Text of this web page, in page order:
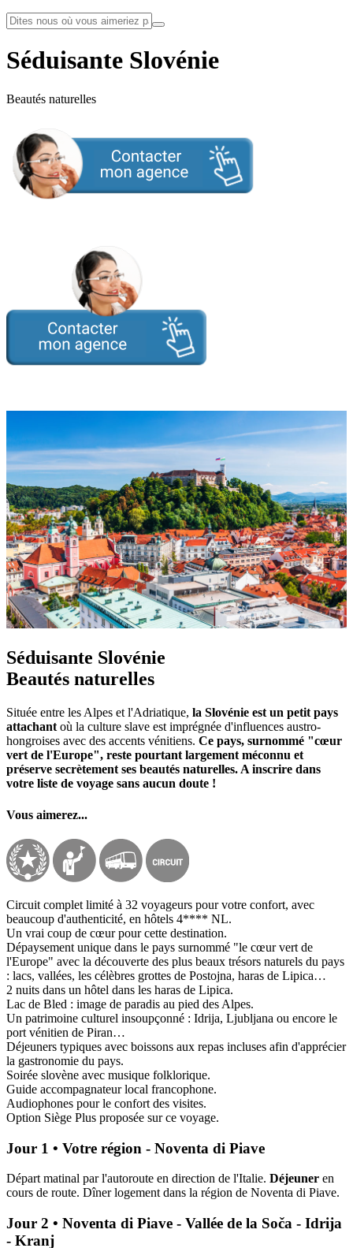
Séduisante Slovénie
Beautés naturelles
Séduisante Slovénie
Beautés naturelles
Située entre les Alpes et l'Adriatique, la Slovénie est un petit pays
attachant où la culture slave est imprégnée d'influences austro-
hongroises avec des accents vénitiens. Ce pays, surnommé "cœur
vert de l'Europe", reste pourtant largement méconnu et
préserve secrètement ses beautés naturelles. A inscrire dans
votre liste de voyage sans aucun doute !
Vous aimerez...
Circuit complet limité à 32 voyageurs pour votre confort, avec
beaucoup d'authenticité, en hôtels 4**** NL.
Un vrai coup de cœur pour cette destination.
Dépaysement unique dans le pays surnommé "le cœur vert de
l'Europe" avec la découverte des plus beaux trésors naturels du pays
: lacs, vallées, les célèbres grottes de Postojna, haras de Lipica…
2 nuits dans un hôtel dans les haras de Lipica.
Lac de Bled : image de paradis au pied des Alpes.
Un patrimoine culturel insoupçonné : Idrija, Ljubljana ou encore le
port vénitien de Piran…
Déjeuners typiques avec boissons aux repas incluses afin d'apprécier
la gastronomie du pays.
Soirée slovène avec musique folklorique.
Guide accompagnateur local francophone.
Audiophones pour le confort des visites.
Option Siège Plus proposée sur ce voyage.
Jour 1 • Votre région - Noventa di Piave
Départ matinal par l'autoroute en direction de l'Italie. Déjeuner en
cours de route. Dîner logement dans la région de Noventa di Piave.
Jour 2 • Noventa di Piave - Vallée de la Soča - Idrija
- Kranj